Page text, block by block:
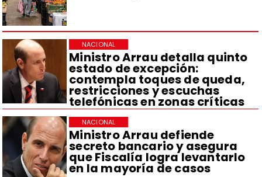
Ministro Arrau detalla quinto
estado de excepción:
contempla toques de queda,
restricciones y escuchas
telefónicas en zonas críticas
NACIONAL
Ministro Arrau defiende
secreto bancario y asegura
que Fiscalía logra levantarlo
en la mayoría de casos
NACIONAL